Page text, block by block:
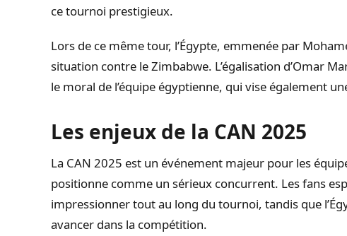
ce tournoi prestigieux.
Lors de ce même tour, l’Égypte, emmenée par
situation contre le Zimbabwe. L’égalisation d’Omar
le moral de l’équipe égyptienne, qui vise également
Les enjeux de la CAN 2025
La CAN 2025 est un événement majeur pour les
positionne comme un sérieux concurrent. Les fans
impressionner tout au long du tournoi, tandis que
avancer dans la compétition.